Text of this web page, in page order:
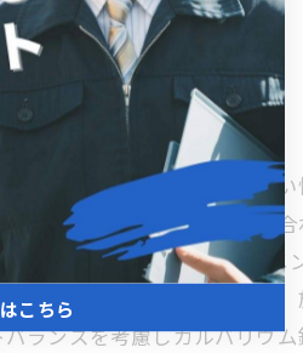
明でしょう。
れています。特に錆びにく
面では、材料費と施工費を
帯ですが、長期間にわたる
存の構造への負担が少なく
ランスを考慮しガルバリウ
こちら